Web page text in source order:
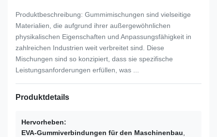
Produktbeschreibung: Gummimischungen sind vielseitige
Materialien, die aufgrund ihrer außergewöhnlichen
physikalischen Eigenschaften und Anpassungsfähigkeit in
zahlreichen Industrien weit verbreitet sind. Diese
Mischungen sind so konzipiert, dass sie spezifische
Leistungsanforderungen erfüllen, was ...
Produktdetails
Hervorheben:
EVA-Gummiverbindungen für den Maschinenbau